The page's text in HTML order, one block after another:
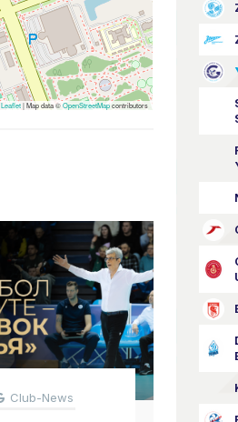
Leaflet|Map data ©OpenStreetMapcontributors
Club-News